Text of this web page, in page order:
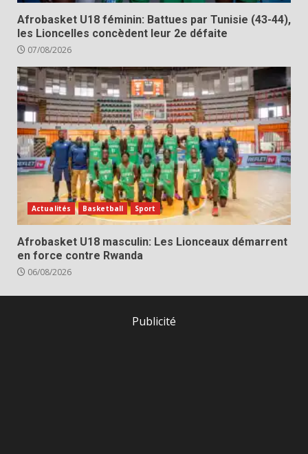
Afrobasket U18 féminin: Battues par Tunisie (43-44),
les Lioncelles concèdent leur 2e défaite
07/08/2026
Actualités Basketball Sport
Afrobasket U18 masculin: Les Lionceaux démarrent
en force contre Rwanda
06/08/2026
Publicité